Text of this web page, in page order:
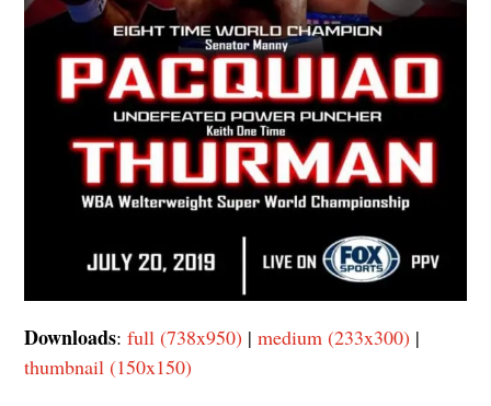
Downloads:full (738x950) |medium (233x300) |
thumbnail (150x150)